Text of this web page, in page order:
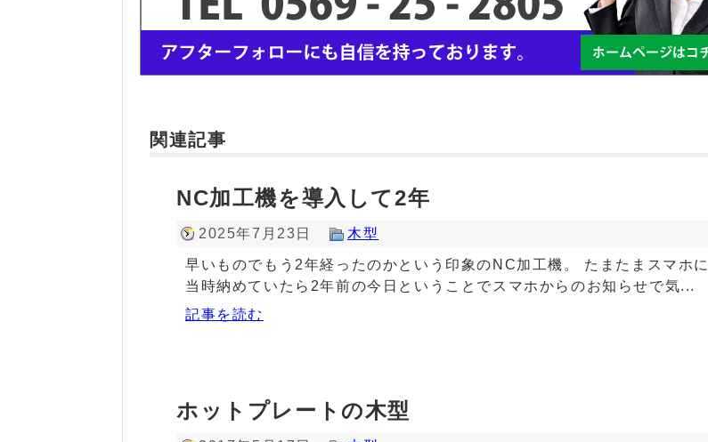
関連記事
NC加工機を導入して2年
2025年7月23日 木型
早いものでもう2年経ったのかという印象のNC加工機。 たまたまスマホに
当時納めていたら2年前の今日ということでスマホからのお知らせで気...
記事を読む
ホットプレートの木型